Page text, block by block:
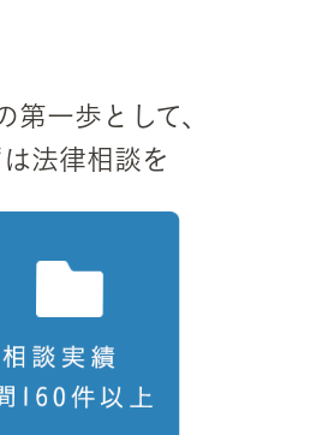
第一歩として、
は法律相談を